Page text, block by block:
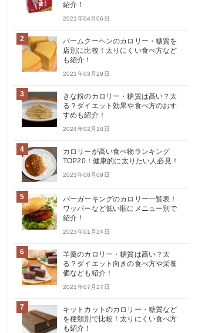
紹介！
2021年04月06日
2
バームクーヘンのカロリー・糖質を
店別に比較！太りにくい食べ方など
も紹介！
2021年03月29日
3
きな粉のカロリー・糖質は高い？太
る？ダイエット効果や食べ方のおす
すめも紹介！
2024年02月18日
4
カロリーが高い食べ物ランキング
TOP20！健康的に太りたい人必見！
2023年08月09日
5
バーガーキングのカロリー一覧表！
ワッパーなど低い順にメニュー別で
紹介！
2023年01月24日
6
羊羹のカロリー・糖質は高い？太
る？ダイエット向きの食べ方や栄養
価なども紹介！
2021年07月27日
7
キットカットのカロリー・糖質など
を種類別で比較！太りにくい食べ方
も紹介！